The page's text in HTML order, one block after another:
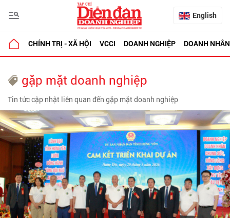
English
CHÍNH TRỊ - XÃ HỘI VCCI DOANH NGHIỆP DOANH NHÂN
gặp mặt doanh nghiệp
Tin tức cập nhật liên quan đến gặp mặt doanh nghiệp